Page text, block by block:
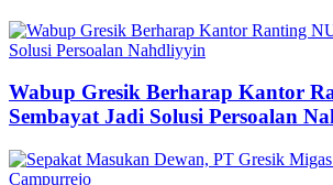
Wabup Gresik Berharap Kantor
Sembayat Jadi Solusi Persoalan